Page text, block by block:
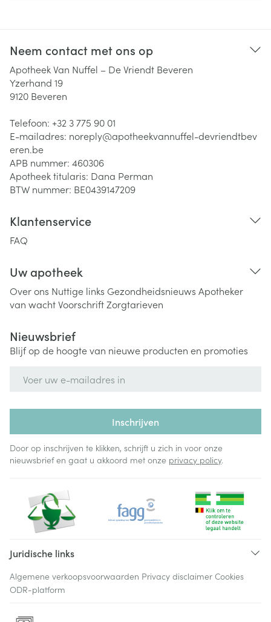
Neem contact met ons op
Apotheek Van Nuffel – De Vriendt Beveren
Yzerhand 19
9120 Beveren
Telefoon: +32 3 775 90 01
E-mailadres: noreply@apotheekvannuffel-devriendtbev
eren.be
APB nummer: 460306
Apotheek titularis: Dana Perman
BTW nummer: BE0439147209
Klantenservice
FAQ
Uw apotheek
Over ons Nuttige links Gezondheidsnieuws Apotheker
van wachtVoorschriftZorgtarieven
Nieuwsbrief
Blijf op de hoogte van nieuwe producten en promoties
Inschrijven
Door op inschrijven te klikken, schrijft u zich in voor onze
nieuwsbrief en gaat u akkoord met onze privacy policy.
Juridische links
Algemene verkoopsvoorwaarden Privacy disclaimer Cookies
ODR-platform